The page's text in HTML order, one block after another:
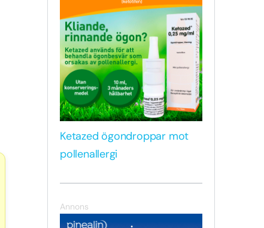
Ketazed ögondroppar mot
pollenallergi
Annons